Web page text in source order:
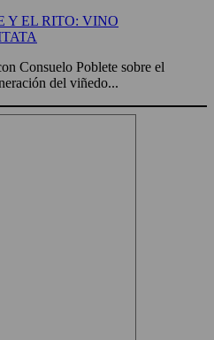
Y EL RITO: VINO
Consuelo Poblete sobre el
del viñedo...